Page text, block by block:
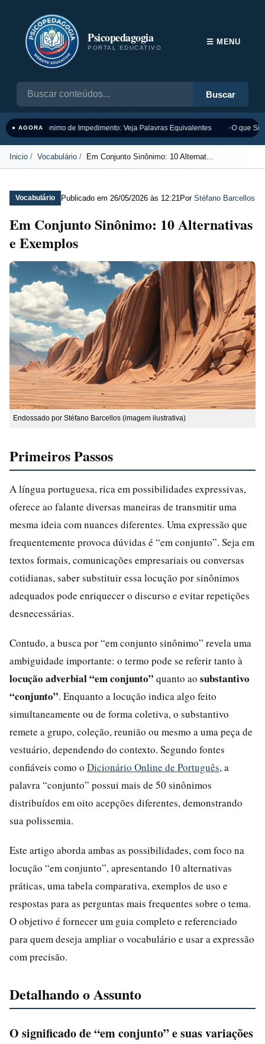
Psicopedagogia
PORTAL EDUCATIVO
Buscar
☰ MENU
● AGORASinônimo de Impedimento: Veja Palavras Equivalentes O que
Inicio Vocabulário Em Conjunto Sinônimo: 10 Alternat...
Vocabulário Publicado em 26/05/2026 às 12:21 Por Stéfano Barcellos
Em Conjunto Sinônimo: 10 Alternativas
e Exemplos
Endossado por Stéfano Barcellos (imagem ilustrativa)
Primeiros Passos
A língua portuguesa, rica em possibilidades expressivas,
oferece ao falante diversas maneiras de transmitir uma
mesma ideia com nuances diferentes. Uma expressão que
frequentemente provoca dúvidas é “em conjunto”. Seja em
textos formais, comunicações empresariais ou conversas
cotidianas, saber substituir essa locução por sinônimos
adequados pode enriquecer o discurso e evitar repetições
desnecessárias.
Contudo, a busca por “em conjunto sinônimo” revela uma
ambiguidade importante: o termo pode se referir tanto à
locução adverbial “em conjunto” quanto ao substantivo
“conjunto”. Enquanto a locução indica algo feito
simultaneamente ou de forma coletiva, o substantivo
remete a grupo, coleção, reunião ou mesmo a uma peça de
vestuário, dependendo do contexto. Segundo fontes
confiáveis como o Dicionário Online de Português, a
palavra “conjunto” possui mais de 50 sinônimos
distribuídos em oito acepções diferentes, demonstrando
sua polissemia.
Este artigo aborda ambas as possibilidades, com foco na
locução “em conjunto”, apresentando 10 alternativas
práticas, uma tabela comparativa, exemplos de uso e
respostas para as perguntas mais frequentes sobre o tema.
O objetivo é fornecer um guia completo e referenciado
para quem deseja ampliar o vocabulário e usar a expressão
com precisão.
Detalhando o Assunto
O significado de “em conjunto” e suas variações